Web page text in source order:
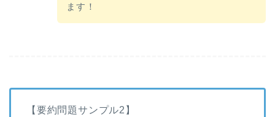
ます！
【要約問題サンプル2】